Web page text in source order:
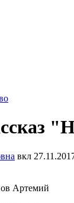
вкл
Артемий